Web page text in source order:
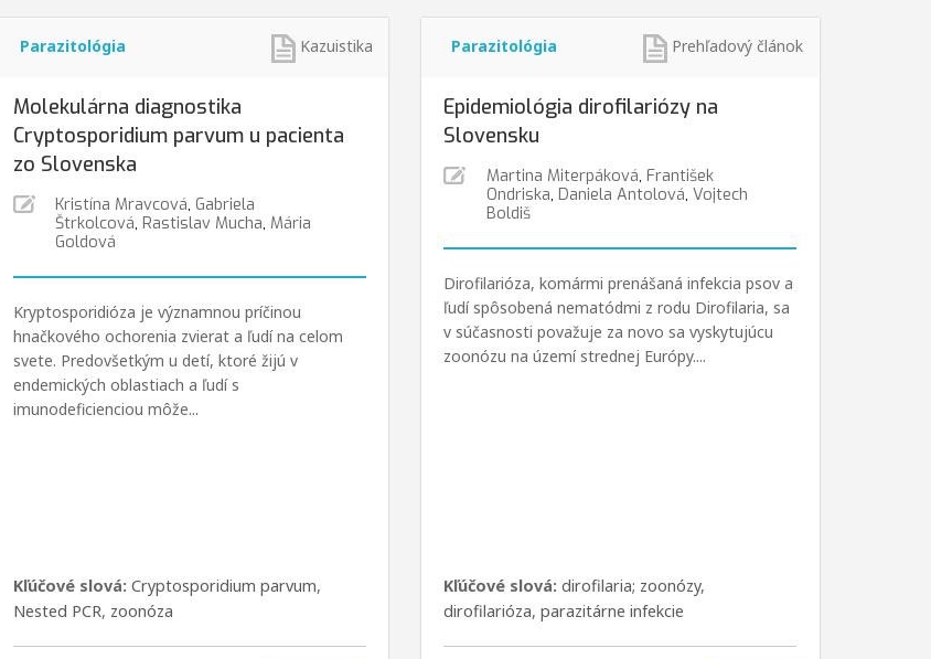
Parazitológia Kazuistika
Molekulárna diagnostika
Cryptosporidium parvum u pacienta
zo Slovenska
Kristína Mravcová, Gabriela
Štrkolcová,Rastislav Mucha, Mária
Goldová
Kryptosporidióza je významnou príčinou
hnačkového ochorenia zvierat a ľudí na celom
svete. Predovšetkým u detí, ktoré žijú v
endemických oblastiach a ľudí s
imunodeficienciou môže...
Kľúčové slová: Cryptosporidium parvum,
Nested PCR, zoonóza
Parazitológia Prehľadový článok
Epidemiológia dirofilariózy na
Slovensku
Martina Miterpáková, František
Ondriska, Daniela Antolová, Vojtech
Boldiš
Dirofilarióza, komármi prenášaná infekcia psov a
ľudí spôsobená nematódmi z rodu Dirofilaria, sa
v súčasnosti považuje za novo sa vyskytujúcu
zoonózu na území strednej Európy....
Kľúčové slová: dirofilaria; zoonózy,
dirofilarióza,parazitárne infekcie